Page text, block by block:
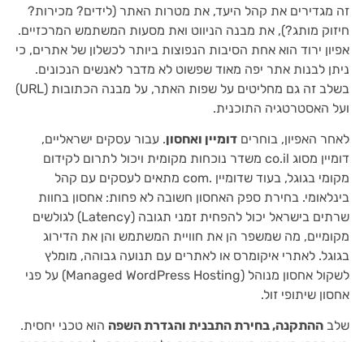
זה מגדירים את קהל היעד, את מטרות האתר (לידים? מכירות?
חיזוק מותג?), את מבנה הניווט ואת מסעות המשתמש המרכזיים.
אפיון ירוד הוא אחת הסיבות הנפוצות ביותר לכשלון של אתרים, כי
ניתן לבנות אתר יפה מאוד שפשוט לא מדבר לאנשים הנכונים.
בשלב זה גם מחליטים על שפות האתר, על מבנה הכתובות (URL)
ועל האסטרטגיה התוכנית.
לאחר האפיון, בוחרים דומיין ואחסון. עבור עסקים ישראליים,
דומיין מסוג co.il משדר נוכחות מקומית ויכול לתרום לקידום
מקומי בגוגל, בעוד שדומיין .com מתאים לעסקים עם קהל
בינלאומי. בחירת ספק האחסון חשובה לא פחות: אחסון בחוות
שרתים בישראל יכול להפחית זמני תגובה (Latency) לגולשים
מקומיים, מה שמשפר הן את חוויית המשתמש והן את הדירוג
בגוגל. לאתרי איקומרס או לאתרים עם תנועה גבוהה, מומלץ
לשקול אחסון מנוהל (Managed WordPress Hosting) על פני
אחסון שיתופי זול.
שלב ההתקנה, בחירת התבנית והגדרת השפה הוא טכני יחסית.